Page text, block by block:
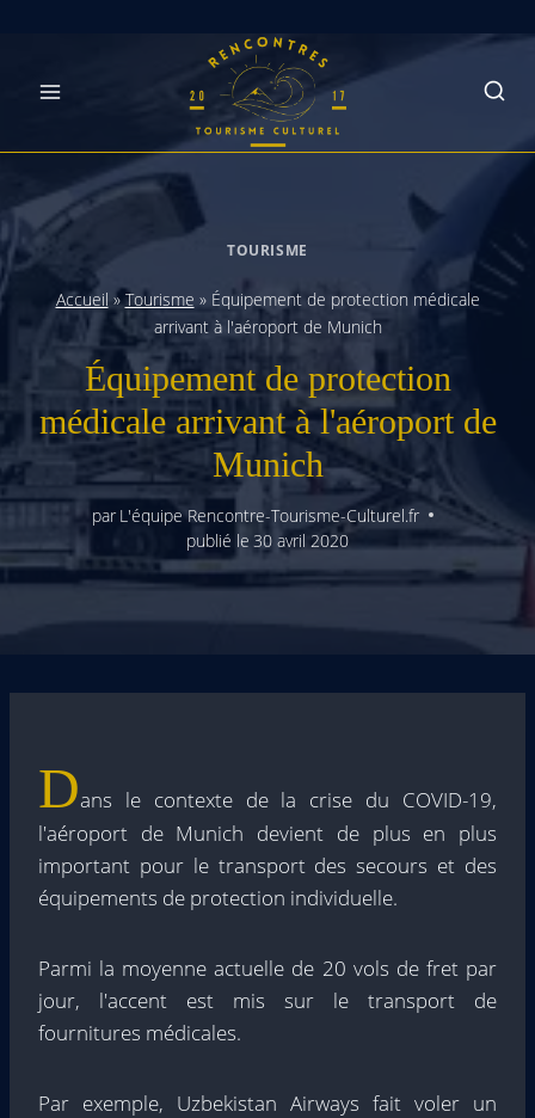
TOURISME
Accueil »Tourisme » Équipement de protection médicale
arrivant à l'aéroport de Munich
Équipement de protection
médicale arrivant à l'aéroport de
Munich
par L'équipe Rencontre-Tourisme-Culturel.fr
publié le 30 avril 2020
Dans le contexte de la crise du COVID-19,
l'aéroport de Munich devient de plus en plus
important pour le transport des secours et des
équipements de protection individuelle.
Parmi la moyenne actuelle de 20 vols de fret par
jour, l'accent est mis sur le transport de
fournitures médicales.
Par exemple, Uzbekistan Airways fait voler un